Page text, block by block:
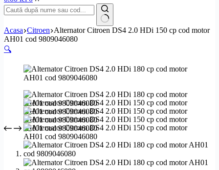
de
cumpărături
Niciun
rezultat
Acasa Citroen Alternator Citroen DS4 2.0 HDi 150 cp cod motor
AH01 cod 9809046080
🔍